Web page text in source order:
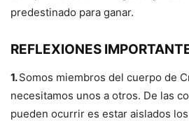
predestinado para ganar.
REFLEXIONES
1.Somos miembros del cuerpo de
necesitamos unos a otros. De las
pueden ocurrir es estar aislados